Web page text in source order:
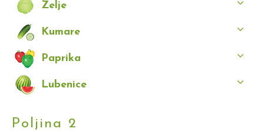
Zelje
Kumare
Paprika
Lubenice
Poljina 2